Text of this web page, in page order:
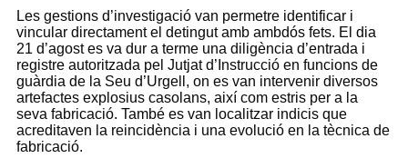
Les gestions d’investigació van permetre identificar i
vincular directament el detingut amb ambdós fets. El dia
21 d’agost es va dur a terme una diligència d’entrada i
registre autoritzada pel Jutjat d’Instrucció en funcions de
guàrdia de la Seu d’Urgell, on es van intervenir diversos
artefactes explosius casolans, així com estris per a la
seva fabricació. També es van localitzar indicis que
acreditaven la reincidència i una evolució en la tècnica de
fabricació.